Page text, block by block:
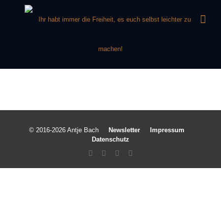
© 2016-2026 Antje Bach Newsletter
Impressum
Datenschutz